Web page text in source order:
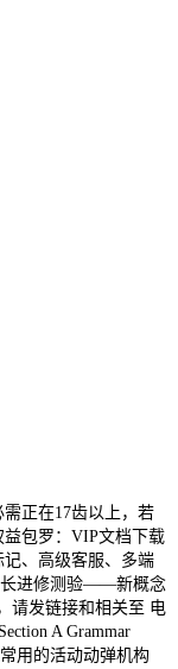
正在17齿以上，若
包罗：VIP文档下载
、高级客服、多端
长进修测验——新概念
请发链接和相关至 电
A Grammar
用的活动动弹机构